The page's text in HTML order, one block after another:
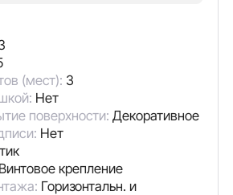
(мест): 3
Нет
поверхности: Декоративное
Нет
Винтовое крепление
Горизонтальн. и